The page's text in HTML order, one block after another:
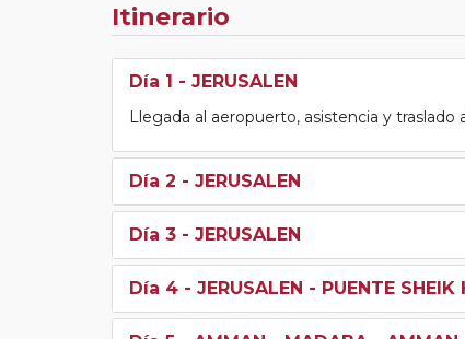
Itinerario
Día 1 - JERUSALEN
Llegada al aeropuerto, asistencia y traslado
Día 2 - JERUSALEN
Día 3 - JERUSALEN
Día 4 - JERUSALEN - PUENTE